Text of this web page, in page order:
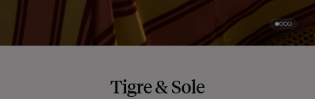
Tigre & Sole